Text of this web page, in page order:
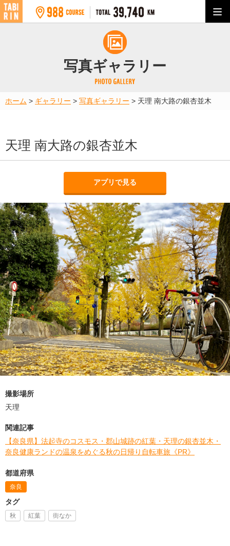
写真ギャラリー
ホーム > ギャラリー > 写真ギャラリー > 天理 南大路の銀杏並木
天理 南大路の銀杏並木
アプリで見る
撮影場所
天理
関連記事
【奈良県】法起寺のコスモス・郡山城跡の紅葉・天理の銀杏並木・
奈良健康ランドの温泉をめぐる秋の日帰り自転車旅《PR》
都道府県
奈良
タグ
秋 紅葉 街なか